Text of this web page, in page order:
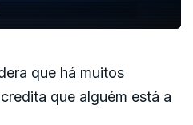
que há muitos
que alguém está a